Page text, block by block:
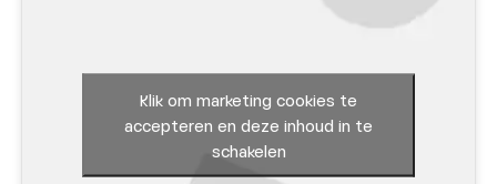
Klik om marketing cookies te
accepteren en deze inhoud in te
schakelen